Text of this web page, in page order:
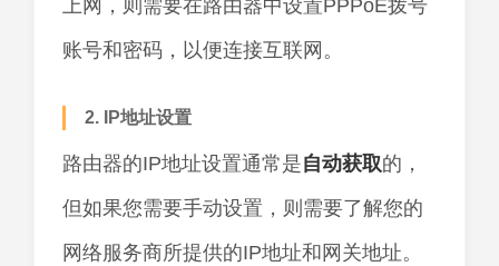
上网，则需要在路由器中设置PPPoE拨号
账号和密码，以便连接互联网。
2. IP地址设置
路由器的IP地址设置通常是自动获取的，
但如果您需要手动设置，则需要了解您的
网络服务商所提供的IP地址和网关地址。